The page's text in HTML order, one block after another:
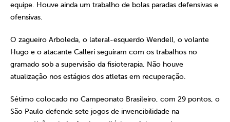
equipe. Houve ainda um trabalho de bolas paradas defensivas e
ofensivas.
O zagueiro Arboleda, o lateral-esquerdo Wendell, o volante
Hugo e o atacante Calleri seguiram com os trabalhos no
gramado sob a supervisão da fisioterapia. Não houve
atualização nos estágios dos atletas em recuperação.
Sétimo colocado no Campeonato Brasileiro, com 29 pontos, o
São Paulo defende sete jogos de invencibilidade na